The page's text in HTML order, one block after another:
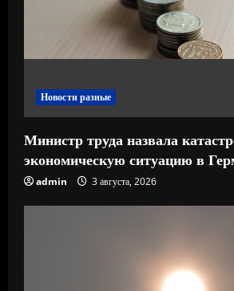
Новости разные
Министр труда назвала
экономическую ситуацию в
admin 3 августа, 2026